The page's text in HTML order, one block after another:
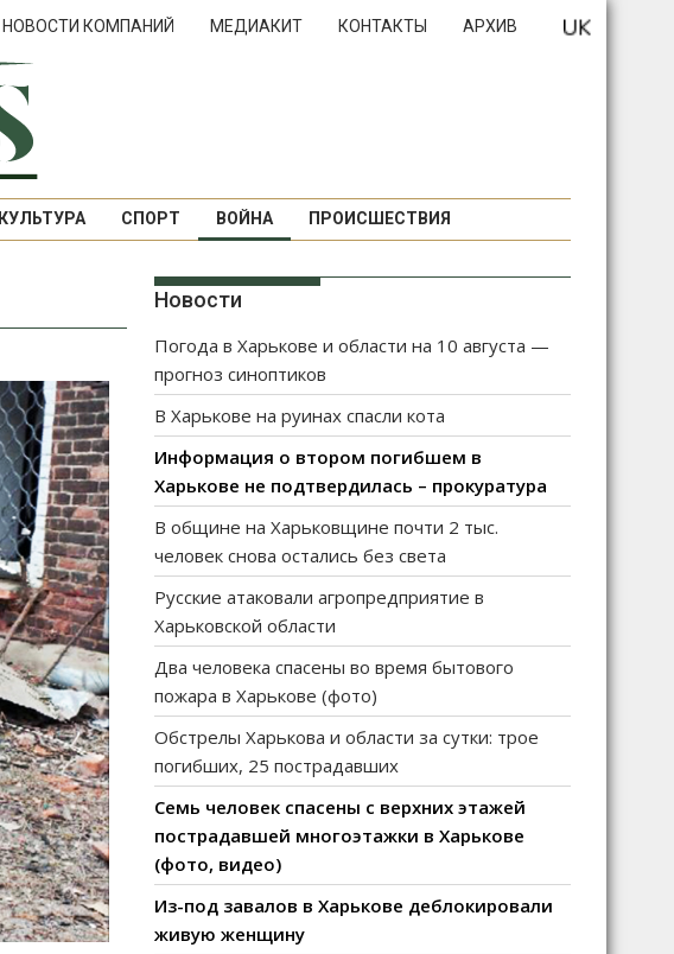
НОВОСТИ КОМПАНИЙ МЕДИАКИТ КОНТАКТЫ АРХИВ
КУЛЬТУРА СПОРТ ВОЙНА ПРОИСШЕСТВИЯ
Новости
Погода в Харькове и области на 10 августа —
прогноз синоптиков
В Харькове на руинах спасли кота
Информация о втором погибшем в
Харькове не подтвердилась – прокуратура
В общине на Харьковщине почти 2 тыс.
человек снова остались без света
Русские атаковали агропредприятие в
Харьковской области
Два человека спасены во время бытового
пожара в Харькове (фото)
Обстрелы Харькова и области за сутки: трое
погибших, 25 пострадавших
Семь человек спасены с верхних этажей
пострадавшей многоэтажки в Харькове
(фото, видео)
Из-под завалов в Харькове деблокировали
живую женщину